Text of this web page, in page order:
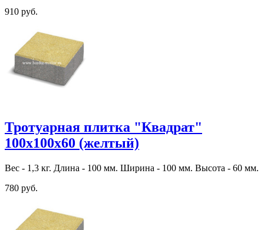
910 руб.
Тротуарная плитка "Квадрат"
100х100х60 (желтый)
Вес - 1,3 кг. Длина - 100 мм. Ширина - 100 мм. Высота - 60 мм.
780 руб.